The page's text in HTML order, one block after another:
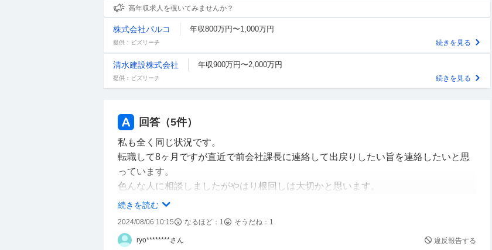
正直他社でも通用するくらいの資格、経歴なので他社でも良いのですがこれ以上転職
を繰り返したくないので雰囲気がわかっているところに戻りたいと思っています。
こればかりは会社によると思いますが、皆さんの会社だったらどうなるのか、一般的
にはどうなるのが多いのかを知りたいです。
高年収求人を覗いてみませんか？
株式会社パルコ 年収800万円〜1,000万円
提供：ビズリーチ 続きを見る
清水建設株式会社 年収900万円〜2,000万円
提供：ビズリーチ 続きを見る
回答（5件）
私も全く同じ状況です。
転職して8ヶ月ですが直近で前会社課長に連絡して出戻りしたい旨を連絡したいと思
っています。
色んな人に相談しましたがやはり根回しは大切かと思います。
受け入れる側はどんなに仕事が出来ても1度は辞めた人なのでとにかく下手にでる必
それでも僕は役職は一からですが入ることが出来ればやり直してまた這い上がるつも
続きを読む
2024/08/06 10:15 なるほど： 1 そうだね： 1
ryo********さん 違反報告する